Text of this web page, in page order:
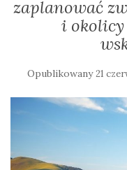
zaplanować
i
Opublikowany21